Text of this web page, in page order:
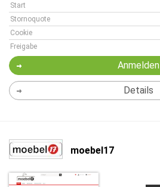
Start
Stornoquote
Cookie
Freigabe
Anmelden
Details
moebel17